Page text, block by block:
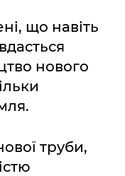
що навіть
нового
труби,